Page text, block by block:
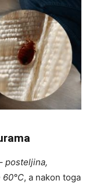
posteljina,
, a nakon toga